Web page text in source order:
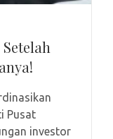
Pusat
investor